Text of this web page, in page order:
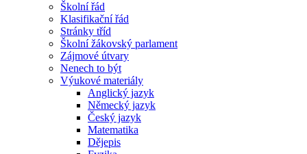
Školní řád
Klasifikační řád
Stránky tříd
Školní žákovský parlament
Zájmové útvary
Nenech to být
Výukové materiály
Anglický jazyk
Německý jazyk
Český jazyk
Matematika
Dějepis